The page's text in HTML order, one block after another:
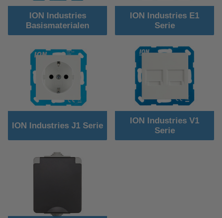
ION Industries
Basismaterialen
ION Industries E1
Serie
ION Industries J1 Serie
ION Industries V1
Serie